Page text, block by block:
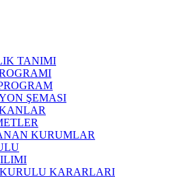
TANIMI
ŞEMASI
KURUMLAR
KARARLARI